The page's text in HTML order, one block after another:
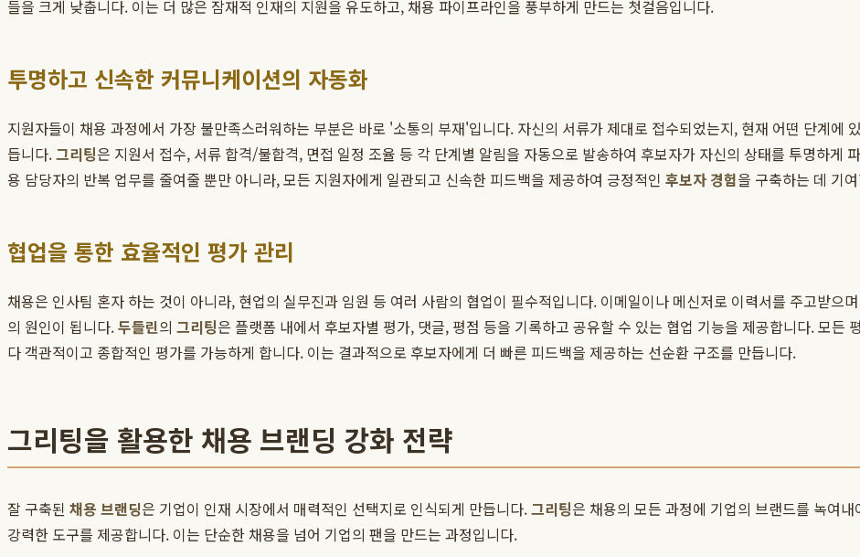
들을 크게 낮춥니다. 이는 더 많은 잠재적 인재의 지원을 유도하고, 채용 파이프라인을 풍부하게 만드는 첫걸음입니다.
투명하고 신속한 커뮤니케이션의 자동화
지원자들이 채용 과정에서 가장 불만족스러워하는 부분은 바로 '소통의 부재'입니다. 자신의 서류가 제대로 접수되었는지, 현재 어떤 단계에
듭니다.그리팅은 지원서 접수, 서류 합격/불합격, 면접 일정 조율 등 각 단계별 알림을 자동으로 발송하여 후보자가 자신의 상태를 투명하게
용 담당자의 반복 업무를 줄여줄 뿐만 아니라, 모든 지원자에게 일관되고 신속한 피드백을 제공하여 긍정적인 후보자 경험을 구축하는 데 기
협업을 통한 효율적인 평가 관리
채용은 인사팀 혼자 하는 것이 아니라, 현업의 실무진과 임원 등 여러 사람의 협업이 필수적입니다. 이메일이나 메신저로 이력서를 주고받으
의 원인이 됩니다.두들린의 그리팅은 플랫폼 내에서 후보자별 평가, 댓글, 평점 등을 기록하고 공유할 수 있는 협업 기능을 제공합니다. 모든
다 객관적이고 종합적인 평가를 가능하게 합니다. 이는 결과적으로 후보자에게 더 빠른 피드백을 제공하는 선순환 구조를 만듭니다.
그리팅을 활용한 채용 브랜딩 강화 전략
잘 구축된 채용 브랜딩은 기업이 인재 시장에서 매력적인 선택지로 인식되게 만듭니다.그리팅은 채용의 모든 과정에 기업의 브랜드를 녹여
강력한 도구를 제공합니다. 이는 단순한 채용을 넘어 기업의 팬을 만드는 과정입니다.